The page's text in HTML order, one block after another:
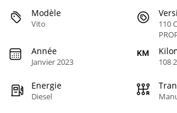
Modèle
Vito
110
Année
Janvier 2023 108
Energie
Diesel